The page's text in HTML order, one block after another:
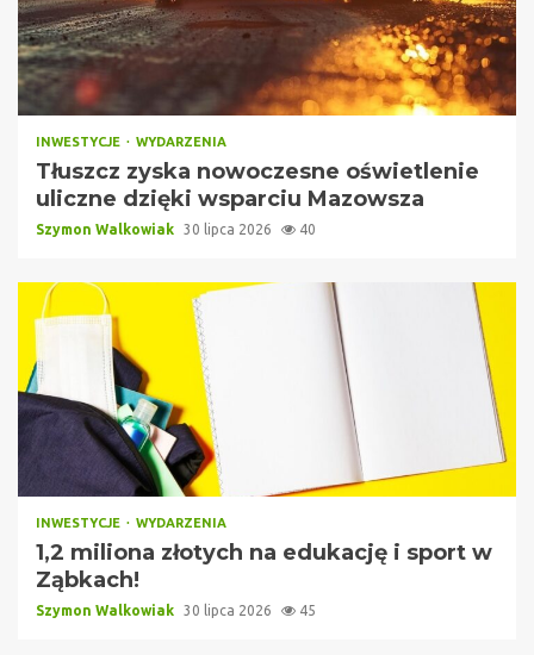
INWESTYCJE WYDARZENIA
Tłuszcz zyska nowoczesne oświetlenie
uliczne dzięki wsparciu Mazowsza
Szymon Walkowiak 30 lipca 2026 40
INWESTYCJE WYDARZENIA
1,2 miliona złotych na edukację i sport w
Ząbkach!
Szymon Walkowiak 30 lipca 2026 45